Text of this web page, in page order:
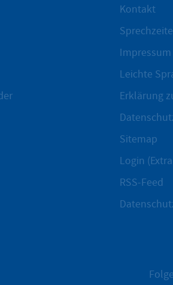
Kontakt
Impressum
Leichte
Erklärung
Sitemap
Login
RSS-Feed